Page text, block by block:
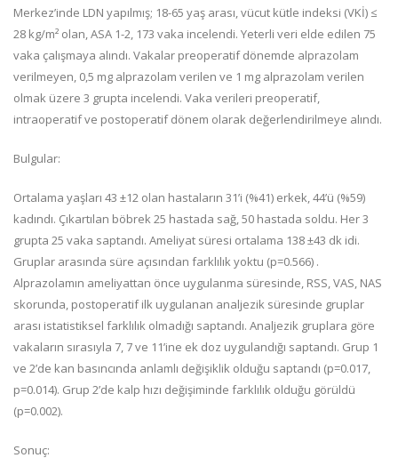
Merkez’inde LDN yapılmış; 18-65 yaş arası, vücut kütle indeksi (VKİ) ≤
28 kg/m² olan, ASA 1-2, 173 vaka incelendi. Yeterli veri elde edilen 75
vaka çalışmaya alındı. Vakalar preoperatif dönemde alprazolam
verilmeyen, 0,5 mg alprazolam verilen ve 1 mg alprazolam verilen
olmak üzere 3 grupta incelendi. Vaka verileri preoperatif,
intraoperatif ve postoperatif dönem olarak değerlendirilmeye alındı.
Bulgular:
Ortalama yaşları 43 ±12 olan hastaların 31’i (%41) erkek, 44’ü (%59)
kadındı. Çıkartılan böbrek 25 hastada sağ, 50 hastada soldu. Her 3
grupta 25 vaka saptandı. Ameliyat süresi ortalama 138 ±43 dk idi.
Gruplar arasında süre açısından farklılık yoktu (p=0.566) .
Alprazolamın ameliyattan önce uygulanma süresinde, RSS, VAS, NAS
skorunda, postoperatif ilk uygulanan analjezik süresinde gruplar
arası istatistiksel farklılık olmadığı saptandı. Analjezik gruplara göre
vakaların sırasıyla 7, 7 ve 11’ine ek doz uygulandığı saptandı. Grup 1
ve 2’de kan basıncında anlamlı değişiklik olduğu saptandı (p=0.017,
p=0.014). Grup 2’de kalp hızı değişiminde farklılık olduğu görüldü
(p=0.002).
Sonuç: